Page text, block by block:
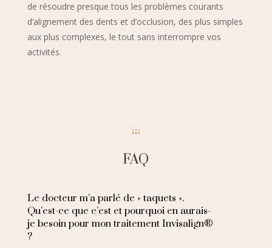
de résoudre presque tous les problèmes courants
d’alignement des dents et d’occlusion, des plus simples
aux plus complexes, le tout sans interrompre vos
activités.
FAQ
Le docteur m’a parlé de « taquets ».
Qu’est-ce que c’est et pourquoi en aurais-
je besoin pour mon traitement Invisalign®
?